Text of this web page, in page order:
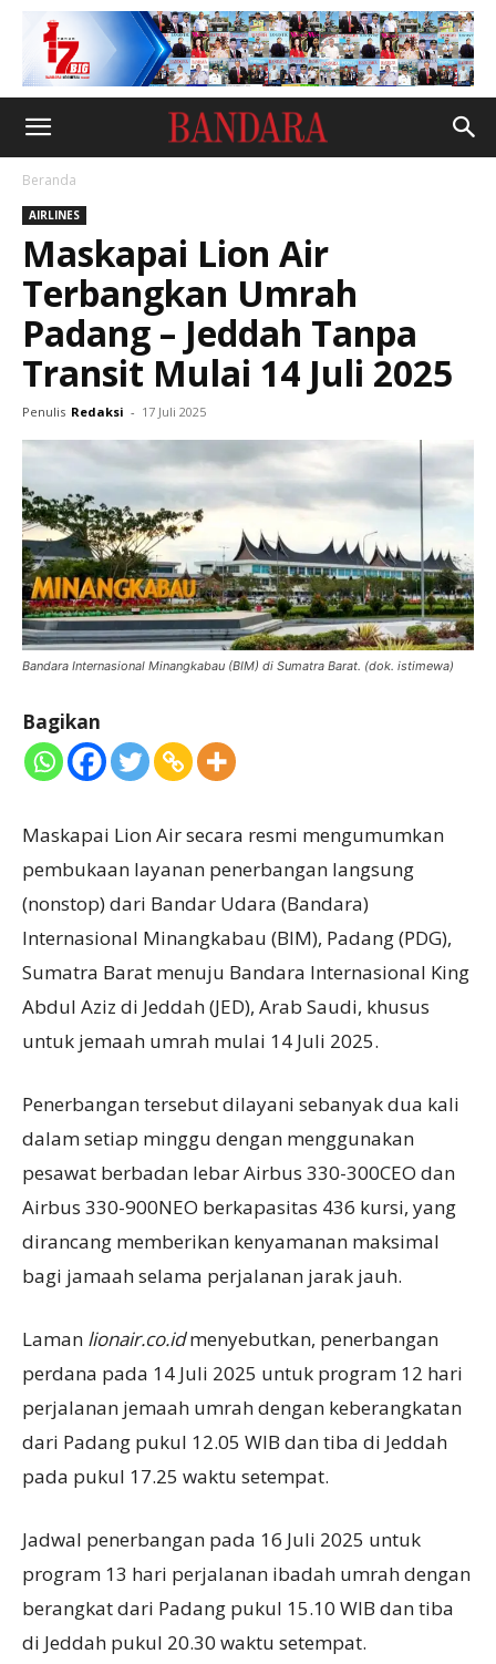
Beranda
AIRLINES
Maskapai Lion Air
Terbangkan Umrah
Padang – Jeddah Tanpa
Transit Mulai 14 Juli 2025
Penulis Redaksi - 17 Juli 2025
Bandara Internasional Minangkabau (BIM) di Sumatra Barat. (dok. istimewa)
Bagikan
Maskapai Lion Air secara resmi mengumumkan
pembukaan layanan penerbangan langsung
(nonstop) dari Bandar Udara (Bandara)
Internasional Minangkabau (BIM), Padang (PDG),
Sumatra Barat menuju Bandara Internasional King
Abdul Aziz di Jeddah (JED), Arab Saudi, khusus
untuk jemaah umrah mulai 14 Juli 2025.
Penerbangan tersebut dilayani sebanyak dua kali
dalam setiap minggu dengan menggunakan
pesawat berbadan lebar Airbus 330-300CEO dan
Airbus 330-900NEO berkapasitas 436 kursi, yang
dirancang memberikan kenyamanan maksimal
bagi jamaah selama perjalanan jarak jauh.
Laman lionair.co.idmenyebutkan, penerbangan
perdana pada 14 Juli 2025 untuk program 12 hari
perjalanan jemaah umrah dengan keberangkatan
dari Padang pukul 12.05 WIB dan tiba di Jeddah
pada pukul 17.25 waktu setempat.
Jadwal penerbangan pada 16 Juli 2025 untuk
program 13 hari perjalanan ibadah umrah dengan
berangkat dari Padang pukul 15.10 WIB dan tiba
di Jeddah pukul 20.30 waktu setempat.